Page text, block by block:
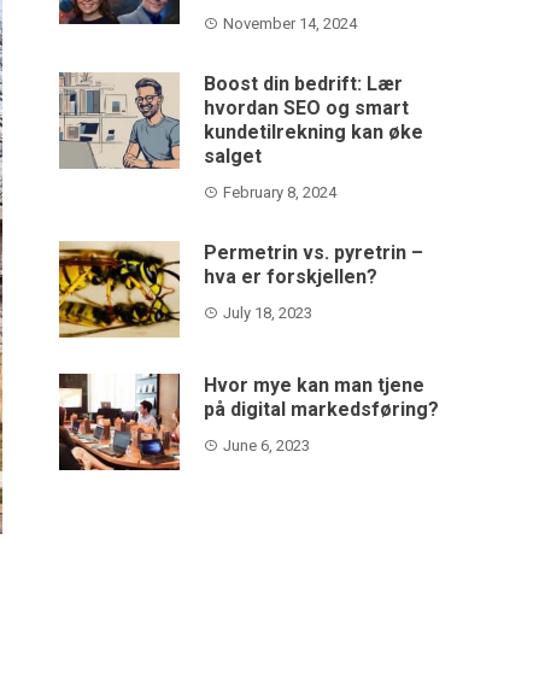
November 14, 2024
Boost din bedrift: Lær
hvordan SEO og smart
kundetilrekning kan øke
salget
February 8, 2024
Permetrin vs. pyretrin –
hva er forskjellen?
July 18, 2023
Hvor mye kan man tjene
på digital markedsføring?
June 6, 2023